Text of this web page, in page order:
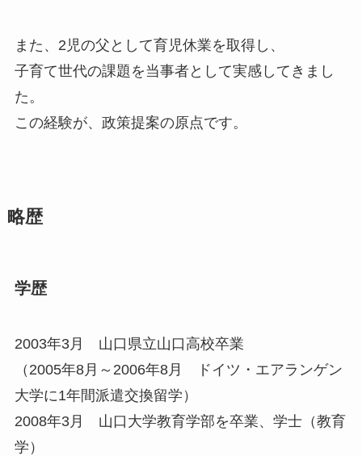
また、2児の父として育児休業を取得し、
子育て世代の課題を当事者として実感してきまし
た。
この経験が、政策提案の原点です。
略歴
学歴
2003年3月 山口県立山口高校卒業
（2005年8月～2006年8月 ドイツ・エアランゲン
大学に1年間派遣交換留学）
2008年3月 山口大学教育学部を卒業、学士（教育
学）